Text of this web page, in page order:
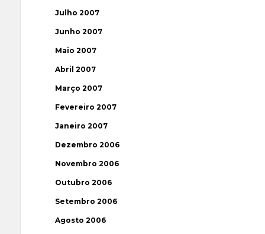
Julho 2007
Junho 2007
Maio 2007
Abril 2007
Março 2007
Fevereiro 2007
Janeiro 2007
Dezembro 2006
Novembro 2006
Outubro 2006
Setembro 2006
Agosto 2006